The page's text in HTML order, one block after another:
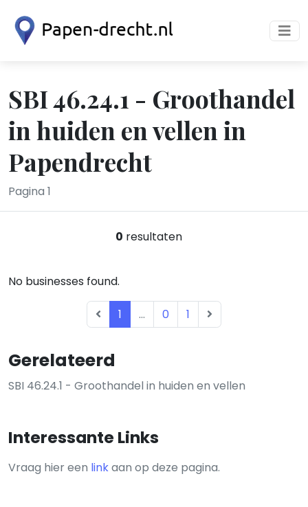
SBI 46.24.1 - Groothandel
in huiden en vellen in
Papendrecht
Pagina 1
Gerelateerd
SBI 46.24.1 - Groothandel in huiden en vellen
Interessante Links
Vraag hier een linkaan op deze pagina.
0 resultaten
No businesses found.
1 ... 0 1